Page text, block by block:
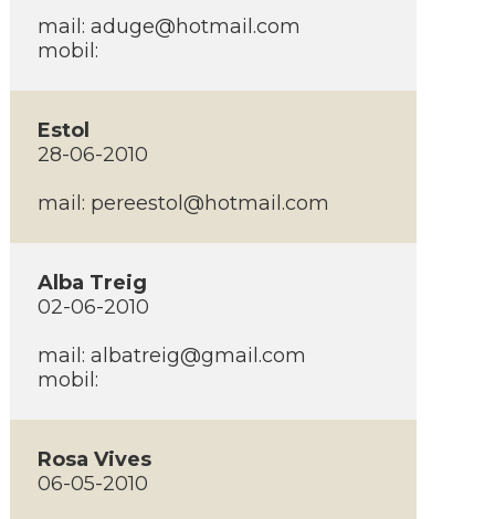
mail: aduge@hotmail.com
mobil:
Estol
28-06-2010
mail: pereestol@hotmail.com
Alba Treig
02-06-2010
mail: albatreig@gmail.com
mobil:
Rosa Vives
06-05-2010